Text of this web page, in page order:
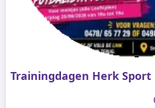
Trainingdagen Herk Sport